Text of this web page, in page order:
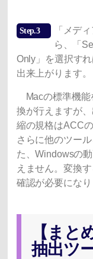
Step.3
「メデ
ら、「
Only」を選択す
出来上がります。
Macの標準機能
換が行えますが
縮の規格はACC
さらに他のツー
た、Windowsの
えません。変換
確認が必要になり
【まと
抽出ツ